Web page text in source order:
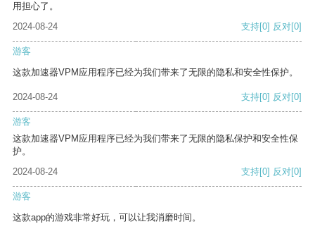
用担心了。
2024-08-24
支持[0] 反对[0]
游客
这款加速器VPM应用程序已经为我们带来了无限的隐私和安全性保护。
2024-08-24 支持[0] 反对[0]
游客
这款加速器VPM应用程序已经为我们带来了无限的隐私保护和安全性保
护。
2024-08-24
支持[0] 反对[0]
游客
这款app的游戏非常好玩，可以让我消磨时间。